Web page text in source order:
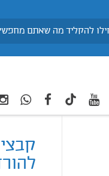
twitter
youtube
TikTok
facebook